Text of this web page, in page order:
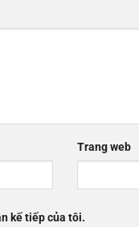
Trang web
kế tiếp của tôi.